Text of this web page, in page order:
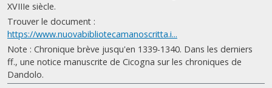
XVIIIe siècle.
Trouver le document :
https://www.nuovabibliotecamanoscritta.i...
Note : Chronique brève jusqu'en 1339-1340. Dans les derniers
ff., une notice manuscrite de Cicogna sur les chroniques de
Dandolo.